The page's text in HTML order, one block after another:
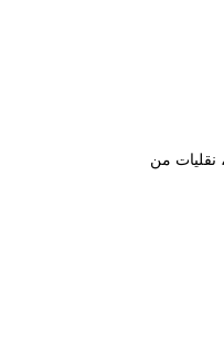
نقليات من